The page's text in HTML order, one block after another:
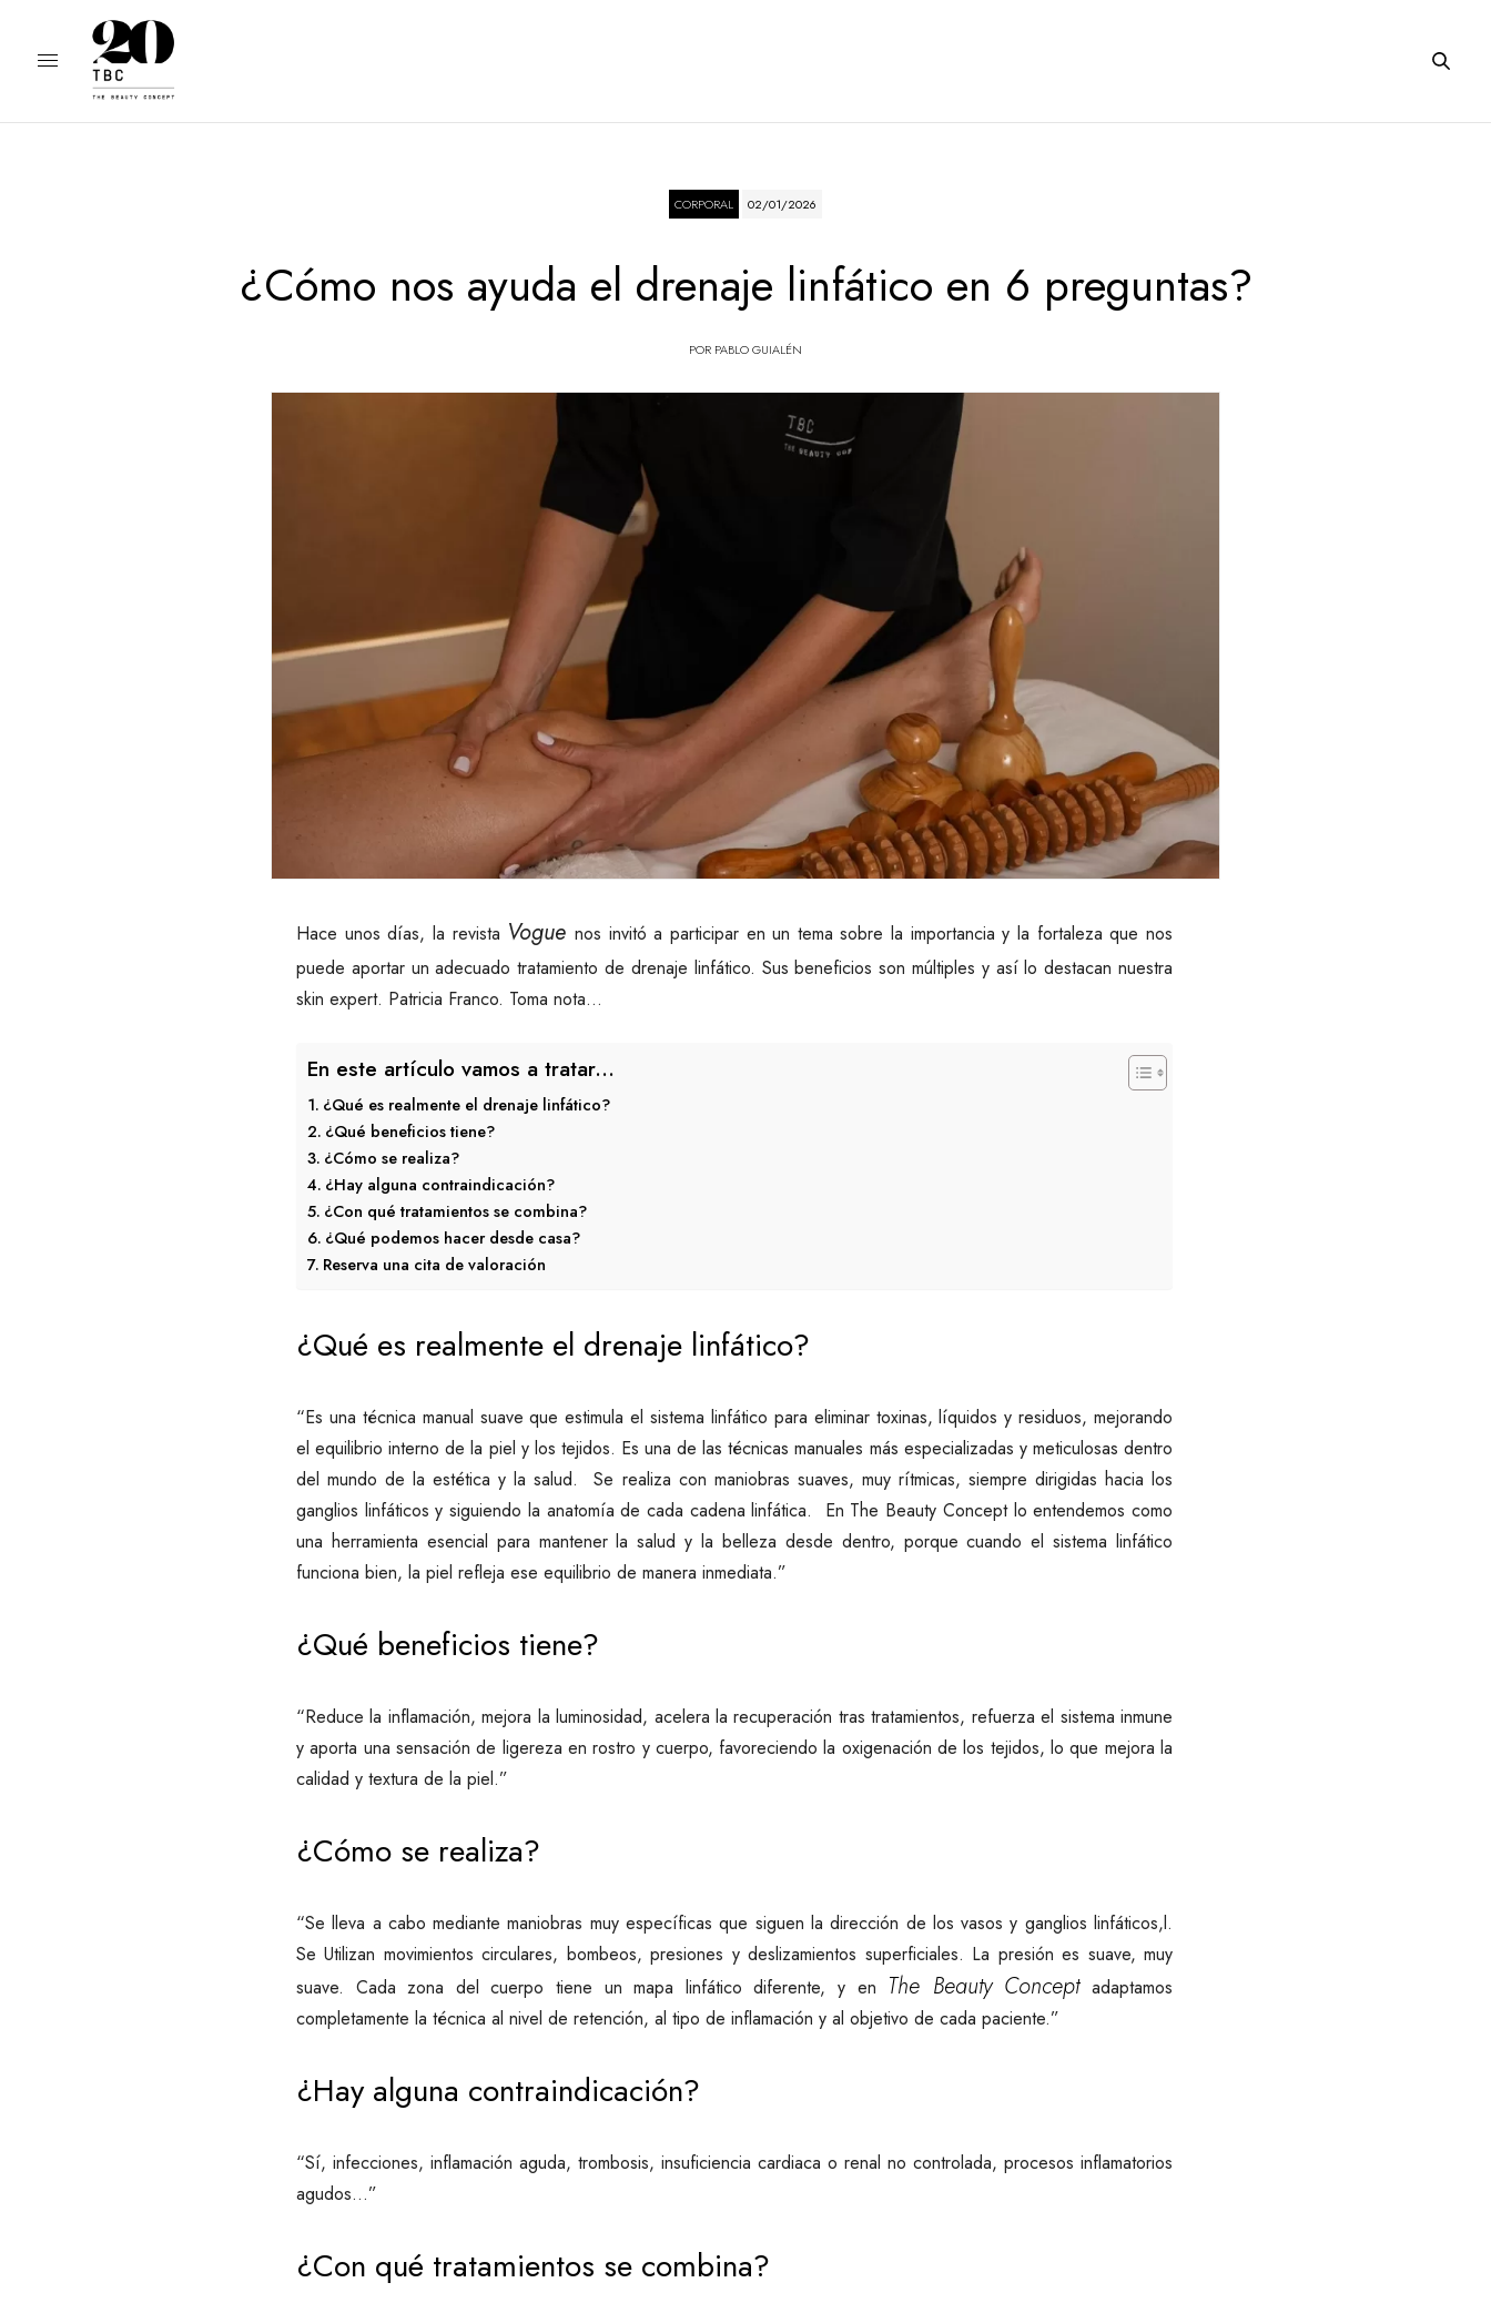
CORPORAL 02/01/2026
¿Cómo nos ayuda el drenaje linfático en 6 preguntas?
POR PABLO GUIALÉN
Hace unos días, la revista Vogue nos invitó a participar en un tema sobre la importancia y la fortaleza que nos
puede aportar un adecuado tratamiento de drenaje linfático. Sus beneficios son múltiples y así lo destacan nuestra
skin expert. Patricia Franco. Toma nota…
En este artículo vamos a tratar...
¿Qué es realmente el drenaje linfático?
¿Qué beneficios tiene?
¿Cómo se realiza?
¿Hay alguna contraindicación?
¿Con qué tratamientos se combina?
¿Qué podemos hacer desde casa?
Reserva una cita de valoración
¿Qué es realmente el drenaje linfático?
“Es una técnica manual suave que estimula el sistema linfático para eliminar toxinas, líquidos y residuos, mejorando
el equilibrio interno de la piel y los tejidos. Es una de las técnicas manuales más especializadas y meticulosas dentro
del mundo de la estética y la salud. Se realiza con maniobras suaves, muy rítmicas, siempre dirigidas hacia los
ganglios linfáticos y siguiendo la anatomía de cada cadena linfática. En The Beauty Concept lo entendemos como
una herramienta esencial para mantener la salud y la belleza desde dentro, porque cuando el sistema linfático
funciona bien, la piel refleja ese equilibrio de manera inmediata.”
¿Qué beneficios tiene?
“Reduce la inflamación, mejora la luminosidad, acelera la recuperación tras tratamientos, refuerza el sistema inmune
y aporta una sensación de ligereza en rostro y cuerpo, favoreciendo la oxigenación de los tejidos, lo que mejora la
calidad y textura de la piel.”
¿Cómo se realiza?
“Se lleva a cabo mediante maniobras muy específicas que siguen la dirección de los vasos y ganglios linfáticos,l.
Se Utilizan movimientos circulares, bombeos, presiones y deslizamientos superficiales. La presión es suave, muy
suave. Cada zona del cuerpo tiene un mapa linfático diferente, y en The Beauty Conceptadaptamos
completamente la técnica al nivel de retención, al tipo de inflamación y al objetivo de cada paciente.”
¿Hay alguna contraindicación?
“Sí, infecciones, inflamación aguda, trombosis, insuficiencia cardiaca o renal no controlada, procesos inflamatorios
agudos…”
¿Con qué tratamientos se combina?